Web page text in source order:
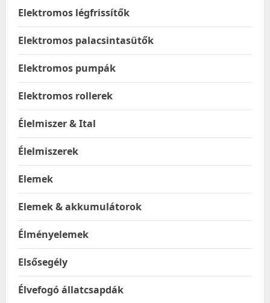
Elektromos légfrissítők
Elektromos palacsintasütők
Elektromos pumpák
Elektromos rollerek
Élelmiszer & Ital
Élelmiszerek
Elemek
Elemek & akkumulátorok
Élményelemek
Elsősegély
Élvefogó állatcsapdák